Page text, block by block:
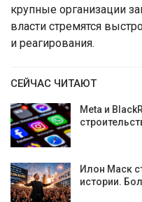
крупные организации
власти стремятся
и реагирования.
СЕЙЧАС ЧИТАЮТ
Meta и
Илон Маск
истории.